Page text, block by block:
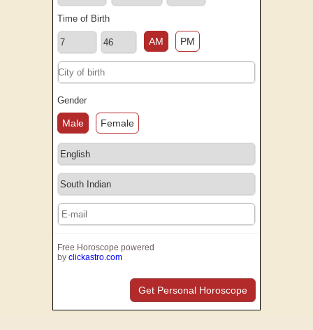
Time of Birth
AM PM
Gender
Male Female
Free Horoscope powered
by clickastro.com
Get Personal Horoscope